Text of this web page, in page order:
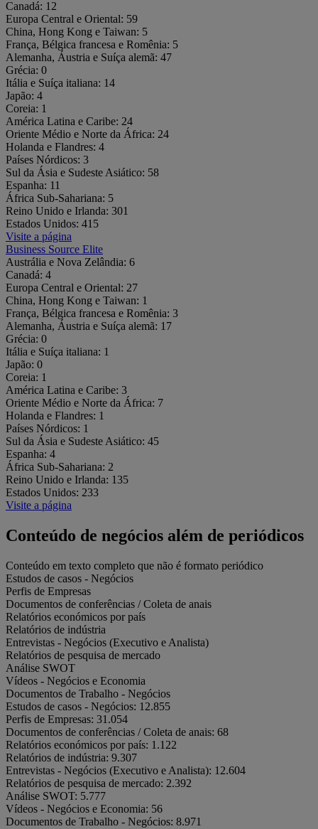
Canadá: 12
Europa Central e Oriental: 59
China, Hong Kong e Taiwan: 5
França, Bélgica francesa e Romênia: 5
Alemanha, Áustria e Suíça alemã: 47
Grécia: 0
Itália e Suíça italiana: 14
Japão: 4
Coreia: 1
América Latina e Caribe: 24
Oriente Médio e Norte da África: 24
Holanda e Flandres: 4
Países Nórdicos: 3
Sul da Ásia e Sudeste Asiático: 58
Espanha: 11
África Sub-Sahariana: 5
Reino Unido e Irlanda: 301
Estados Unidos: 415
Visite a página
Business Source Elite
Austrália e Nova Zelândia: 6
Canadá: 4
Europa Central e Oriental: 27
China, Hong Kong e Taiwan: 1
França, Bélgica francesa e Romênia: 3
Alemanha, Áustria e Suíça alemã: 17
Grécia: 0
Itália e Suíça italiana: 1
Japão: 0
Coreia: 1
América Latina e Caribe: 3
Oriente Médio e Norte da África: 7
Holanda e Flandres: 1
Países Nórdicos: 1
Sul da Ásia e Sudeste Asiático: 45
Espanha: 4
África Sub-Sahariana: 2
Reino Unido e Irlanda: 135
Estados Unidos: 233
Visite a página
Conteúdo de negócios além de periódicos
Conteúdo em texto completo que não é formato periódico
Estudos de casos - Negócios
Perfis de Empresas
Documentos de conferências / Coleta de anais
Relatórios económicos por país
Relatórios de indústria
Entrevistas - Negócios (Executivo e Analista)
Relatórios de pesquisa de mercado
Análise SWOT
Vídeos - Negócios e Economia
Documentos de Trabalho - Negócios
Estudos de casos - Negócios: 12.855
Perfis de Empresas: 31.054
Documentos de conferências / Coleta de anais: 68
Relatórios económicos por país: 1.122
Relatórios de indústria: 9.307
Entrevistas - Negócios (Executivo e Analista): 12.604
Relatórios de pesquisa de mercado: 2.392
Análise SWOT: 5.777
Vídeos - Negócios e Economia: 56
Documentos de Trabalho - Negócios: 8.971